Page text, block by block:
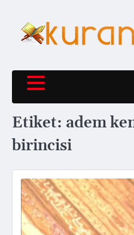
content
Etiket: adem
birincisi